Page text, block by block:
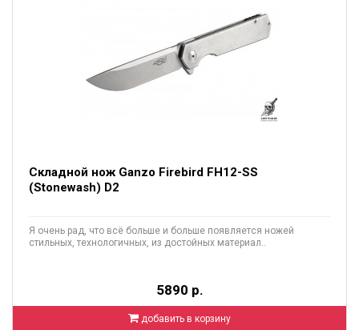
Складной нож Ganzo Firebird FH12-SS
(Stonewash) D2
Я очень рад, что всё больше и больше появляется ножей
стильных, технологичных, из достойных материал..
5890 р.
добавить в корзину